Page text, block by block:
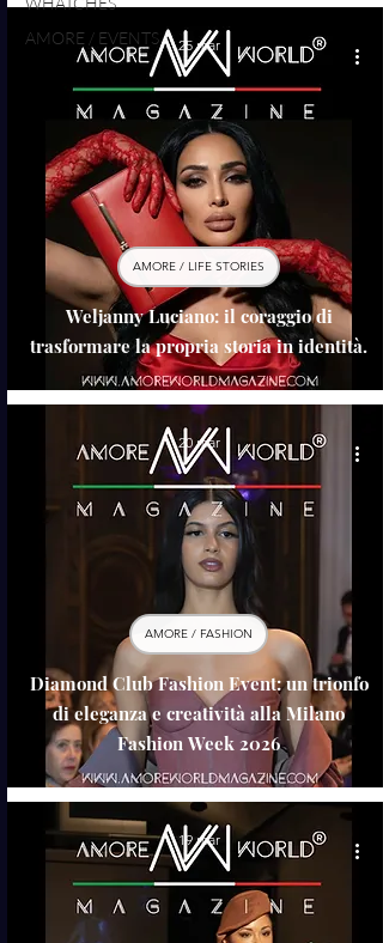
AMORE / EVENTS
Weljanny Luciano: il coraggio di
trasformare la propria storia in identità.
AMORE / LIFE STORIES
25 mar
Diamond Club Fashion Event: un trionfo
di eleganza e creatività alla Milano
Fashion Week 2026
AMORE / FASHION
20 mar
19 mar